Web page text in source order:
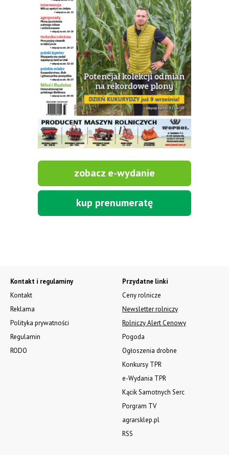
zobacz e-wydanie
kup prenumeratę
Kontakt i regulaminy
Kontakt
Reklama
Polityka prywatności
Regulamin
RODO
Przydatne linki
Ceny rolnicze
Newsletter rolniczy
Rolniczy Alert Cenowy
Pogoda
Ogłoszenia drobne
Konkursy TPR
e-Wydania TPR
Kącik Samotnych Serc
Porgram TV
agrarsklep.pl
RSS